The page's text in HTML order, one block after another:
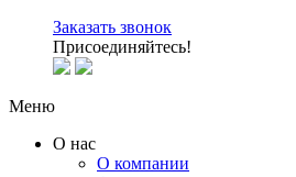
Заказать звонок
Присоединяйтесь!
Меню
О нас
О компании